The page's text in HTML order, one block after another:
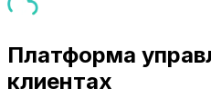
Платформа
клиентах